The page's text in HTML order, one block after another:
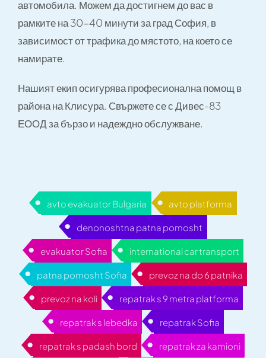
автомобила. Можем да достигнем до вас в
рамките на 30-40 минути за град София, в
зависимост от трафика до мястото, на което се
намирате.
Нашият екип осигурява професионална помощ в
района на Клисура. Свържете се с Дивес-83
ЕООД за бързо и надеждно обслужване.
avto evakuator Bulgaria avto platforma
denonoshtna patna pomosht
evakuator Sofia international car transport
patna pomosht Sofia prevoz na do 6 patnika
prevoz na koli repatrak s 9 metra platforma
repatrak s lebedka repatrak Sofia
repatrak s padash bord repatrak za kamioni